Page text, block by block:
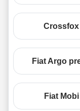
Crossfox
Fiat Argo
Fiat Mobi